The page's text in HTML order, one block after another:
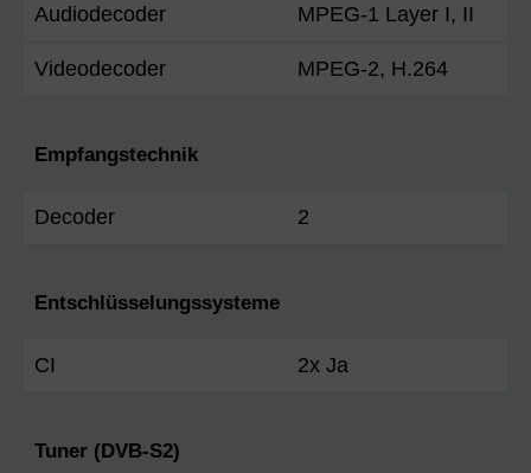
Audiodecoder MPEG-1 Layer I, II
Videodecoder MPEG-2, H.264
Empfangstechnik
Decoder 2
Entschlüsselungssysteme
CI 2x Ja
Tuner (DVB-S2)